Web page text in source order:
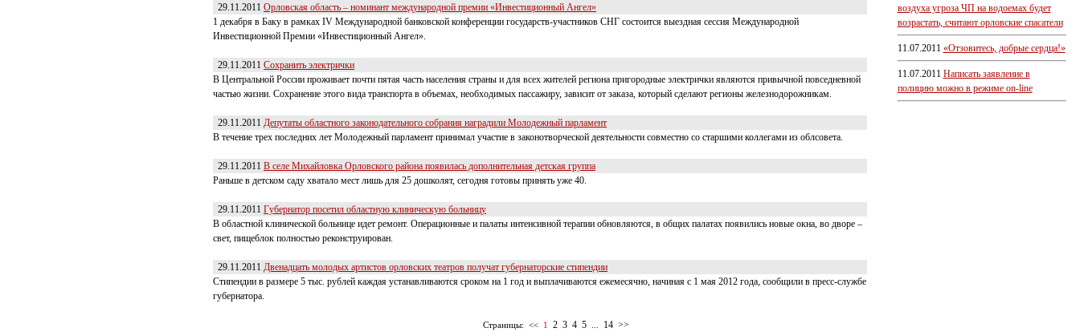
29.11.2011 Орловская область – номинант международной премии «Инвестиционный Ангел»
1 декабря в Баку в рамках IV Международной банковской конференции государств-участников СНГ состоится выездная сессия Международной
Инвестиционной Премии «Инвестиционный Ангел».
29.11.2011 Сохранить электрички
В Центральной России проживает почти пятая часть населения страны и для всех жителей региона пригородные электрички являются привычной повседневной
частью жизни. Сохранение этого вида транспорта в объемах, необходимых пассажиру, зависит от заказа, который сделают регионы железнодорожникам.
29.11.2011 Депутаты областного законодательного собрания наградили Молодежный парламент
В течение трех последних лет Молодежный парламент принимал участие в законотворческой деятельности совместно со старшими коллегами из облсовета.
29.11.2011 В селе Михайловка Орловского района появилась дополнительная детская группа
Раньше в детском саду хватало мест лишь для 25 дошколят, сегодня готовы принять уже 40.
29.11.2011 Губернатор посетил областную клиническую больницу
В областной клинической больнице идет ремонт. Операционные и палаты интенсивной терапии обновляются, в общих палатах появились новые окна, во дворе –
свет, пищеблок полностью реконструирован.
29.11.2011 Двенадцать молодых артистов орловских театров получат губернаторские стипендии
Стипендии в размере 5 тыс. рублей каждая устанавливаются сроком на 1 год и выплачиваются ежемесячно, начиная с 1 мая 2012 года, сообщили в пресс-службе
губернатора.
Страницы: << 1 2 3 4 5 14 >>
воздуха угроза ЧП на водоемах будет
возрастать, считают орловские спасатели
11.07.2011 «Отзовитесь, добрые сердца!»
11.07.2011 Написать заявление в
полицию можно в режиме on-line